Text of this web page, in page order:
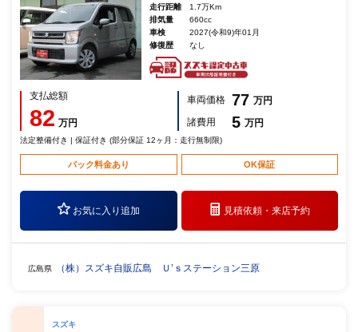
走行距離
1.7万Km
排気量
660cc
車検
2027(令和9)年01月
修復歴
なし
支払総額
82 万円
車両価格 77 万円
諸費用
5 万円
法定整備付き | 保証付き (部分保証 12ヶ月：走行無制限)
パック料金あり OK保証
お気に入り追加 見積依頼・来店予約
広島県 （株）スズキ自販広島 Ｕ’ｓステーション三原
スズキ